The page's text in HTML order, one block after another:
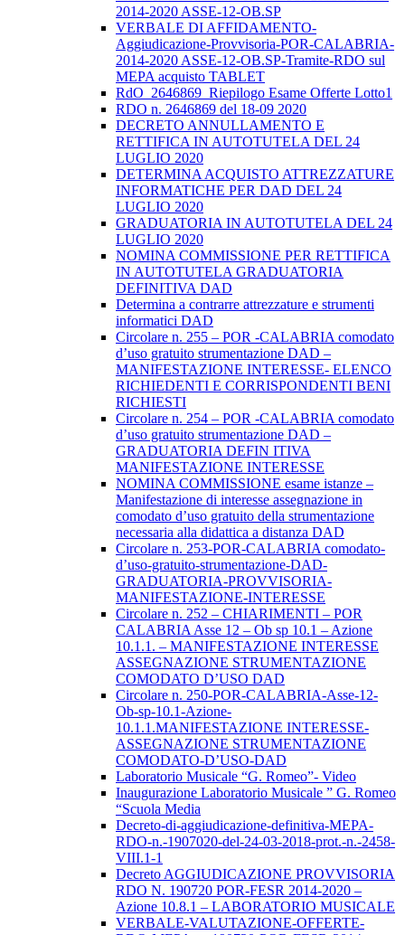
2014-2020 ASSE-12-OB.SP
VERBALE DI AFFIDAMENTO-
Aggiudicazione-Provvisoria-POR-CALABRIA-
2014-2020 ASSE-12-OB.SP-Tramite-RDO sul
MEPA acquisto TABLET
RdO_2646869_Riepilogo Esame Offerte Lotto1
RDO n. 2646869 del 18-09 2020
DECRETO ANNULLAMENTO E
RETTIFICA IN AUTOTUTELA DEL 24
LUGLIO 2020
DETERMINA ACQUISTO ATTREZZATURE
INFORMATICHE PER DAD DEL 24
LUGLIO 2020
GRADUATORIA IN AUTOTUTELA DEL 24
LUGLIO 2020
NOMINA COMMISSIONE PER RETTIFICA
IN AUTOTUTELA GRADUATORIA
DEFINITIVA DAD
Determina a contrarre attrezzature e strumenti
informatici DAD
Circolare n. 255 – POR -CALABRIA comodato
d’uso gratuito strumentazione DAD –
MANIFESTAZIONE INTERESSE- ELENCO
RICHIEDENTI E CORRISPONDENTI BENI
RICHIESTI
Circolare n. 254 – POR -CALABRIA comodato
d’uso gratuito strumentazione DAD –
GRADUATORIA DEFIN ITIVA
MANIFESTAZIONE INTERESSE
NOMINA COMMISSIONE esame istanze –
Manifestazione di interesse assegnazione in
comodato d’uso gratuito della strumentazione
necessaria alla didattica a distanza DAD
Circolare n. 253-POR-CALABRIA comodato-
d’uso-gratuito-strumentazione-DAD-
GRADUATORIA-PROVVISORIA-
MANIFESTAZIONE-INTERESSE
Circolare n. 252 – CHIARIMENTI – POR
CALABRIA Asse 12 – Ob sp 10.1 – Azione
10.1.1. – MANIFESTAZIONE INTERESSE
ASSEGNAZIONE STRUMENTAZIONE
COMODATO D’USO DAD
Circolare n. 250-POR-CALABRIA-Asse-12-
Ob-sp-10.1-Azione-
10.1.1.MANIFESTAZIONE INTERESSE-
ASSEGNAZIONE STRUMENTAZIONE
COMODATO-D’USO-DAD
Laboratorio Musicale “G. Romeo”- Video
Inaugurazione Laboratorio Musicale ” G. Romeo
“Scuola Media
Decreto-di-aggiudicazione-definitiva-MEPA-
RDO-n.-1907020-del-24-03-2018-prot.-n.-2458-
VIII.1-1
Decreto AGGIUDICAZIONE PROVVISORIA
RDO N. 190720 POR-FESR 2014-2020 –
Azione 10.8.1 – LABORATORIO MUSICALE
VERBALE-VALUTAZIONE-OFFERTE-